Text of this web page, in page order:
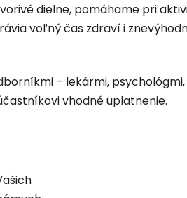
dielne, pomáhame pri
voľný čas zdraví i
– lekármi,
vhodné uplatnenie.